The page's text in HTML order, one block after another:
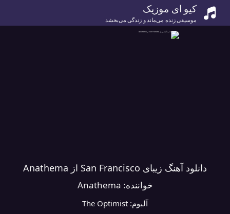
کیو ای موزیک
موسیقی زنده می‌ماند و زندگی می‌بخشد
دانلود آهنگ زیبای San Francisco از Anathema
خواننده: Anathema
آلبوم: The Optimist